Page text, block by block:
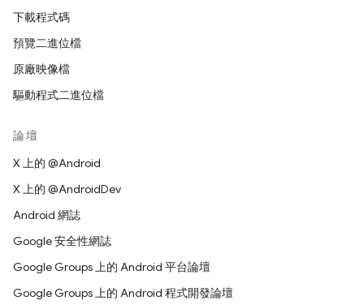
下載程式碼
預覽二進位檔
原廠映像檔
驅動程式二進位檔
論壇
X 上的 @Android
X 上的 @AndroidDev
Android 網誌
Google 安全性網誌
Google Groups 上的 Android 平台論壇
Google Groups 上的 Android 程式開發論壇